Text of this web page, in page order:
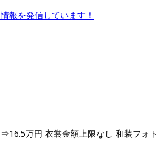
報を発信しています！
万円 衣裳金額上限なし 和装フォト